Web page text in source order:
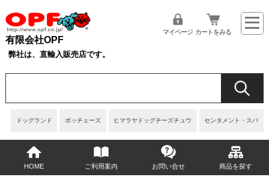
有限会社OPF
弊社は、直輸入販売店です。
ドッグランド ボッチェーズ ヒマラヤドッグチーズチュウ センタメント・スパ
マイページ カートをみる
HOME ご利用案内 お問い合せ 商品を探す